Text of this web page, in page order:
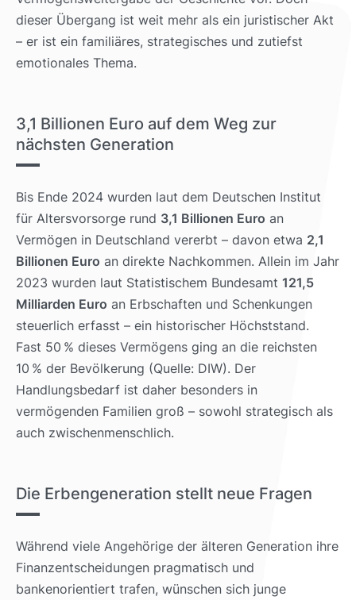
dieser Übergang ist weit mehr als ein juristischer Akt
– er ist ein familiäres, strategisches und zutiefst
emotionales Thema.
3,1 Billionen Euro auf dem Weg zur
nächsten Generation
Bis Ende 2024 wurden laut dem Deutschen Institut
für Altersvorsorge rund 3,1 Billionen Euro an
Vermögen in Deutschland vererbt – davon etwa 2,1
Billionen Euro an direkte Nachkommen. Allein im Jahr
2023 wurden laut Statistischem Bundesamt 121,5
Milliarden Euro an Erbschaften und Schenkungen
steuerlich erfasst – ein historischer Höchststand.
Fast 50 % dieses Vermögens ging an die reichsten
10 % der Bevölkerung (Quelle: DIW). Der
Handlungsbedarf ist daher besonders in
vermögenden Familien groß – sowohl strategisch als
auch zwischenmenschlich.
Die Erbengeneration stellt neue Fragen
Während viele Angehörige der älteren Generation ihre
Finanzentscheidungen pragmatisch und
bankenorientiert trafen, wünschen sich junge